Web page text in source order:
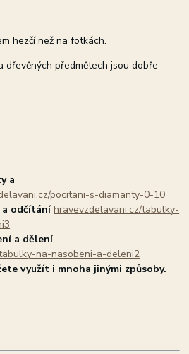
hezčí než na fotkách.
dřevěných předmětech jsou dobře
a
pocitani-s-diamanty-0-10
a odčítáníhravevzdelavani.cz/tabulky-
a dělení
na-nasobeni-a-deleni2
využít i mnoha jinými způsoby.